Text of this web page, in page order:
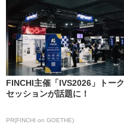
FINCHI主催「IVS2026」トーク
セッションが話題に！
PR(FINCHI on GOETHE)